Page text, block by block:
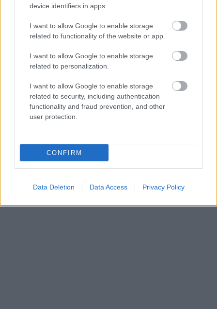
device identifiers in apps.
I want to allow Google to enable storage
related to functionality of the website or app.
I want to allow Google to enable storage
related to personalization.
I want to allow Google to enable storage
related to security, including authentication
functionality and fraud prevention, and other
user protection.
CONFIRM
Data Deletion Data Access Privacy Policy
στο σήμερα: Tο τρίτο
ευρωπαϊκό ραντεβού του
Παναθηναϊκού με την
ΗΛΙΑΣ ΠΑΠΑΪΩΑΝΝΟΥ
08/03/2026
Αναγνώριση και σεβασμός